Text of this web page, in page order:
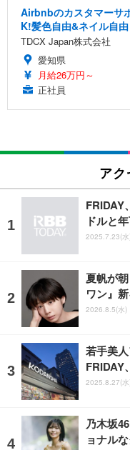
Airbnbのカスタマーサ
K!髪色自由&ネイル自由
TDCX Japan株式会社
愛知県
月給26万円～
正社員
アク
FRIDAY
ドルと
2025.7.23(
夏帆が
ワン』
2026.8.5(水)
若手美
FRIDAY
2025.8.27(
乃木坂
ョナル